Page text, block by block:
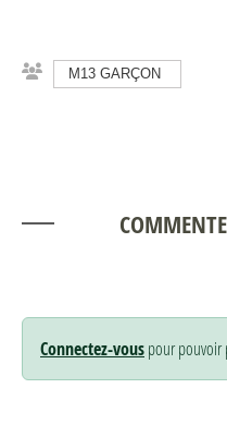
M13 GARÇON
Connectez-vouspour pouvoir